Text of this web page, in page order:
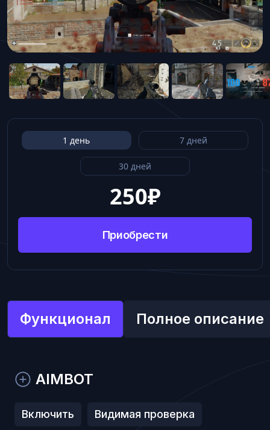
Функционал Полное описание
AIMBOT
Включить Видимая проверка
1 день 7 дней
30 дней
250₽
Приобрести